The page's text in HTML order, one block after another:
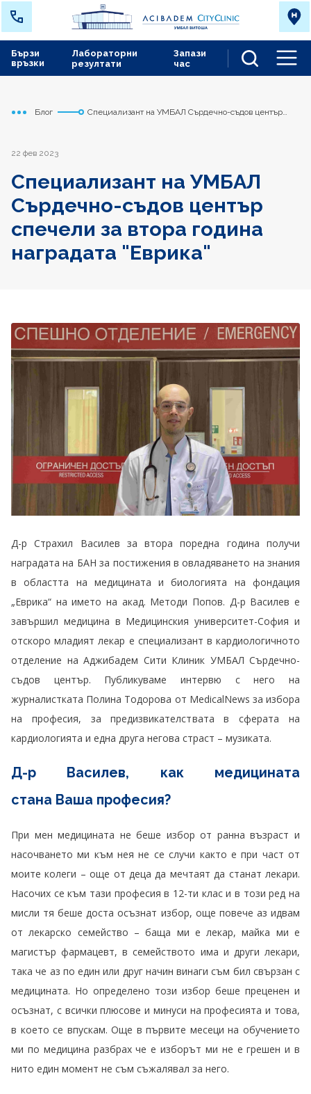
Лабораторни
резултати
Запази
час
Бързи
връзки
Начало
Сърдечно съдов център
Блог
Специализант на УМБАЛ Сърдечно-съдов център
22 фев 2023
Специализант на УМБАЛ
Сърдечно-съдов център
спечели за втора година
наградата "Еврика"
Д-р Страхил Василев за втора поредна година получи
наградата на БАН за постижения в овладяването на знания
в областта на медицината и биологията на фондация
„Еврика“ на името на акад. Методи Попов. Д-р Василев е
завършил медицина в Медицинския университет-София и
отскоро младият лекар е специализант в кардиологичното
отделение на Аджибадем Сити Клиник УМБАЛ Сърдечно-
съдов център. Публикуваме интервю с него на
журналистката Полина Тодорова от MedicalNews за избора
на професия, за предизвикателствата в сферата на
кардиологията и една друга негова страст – музиката.
Д-р Василев, как медицината
стана Ваша професия?
При мен медицината не беше избор от ранна възраст и
насочването ми към нея не се случи както е при част от
моите колеги – още от деца да мечтаят да станат лекари.
Насочих се към тази професия в 12-ти клас и в този ред на
мисли тя беше доста осъзнат избор, още повече аз идвам
от лекарско семейство – баща ми е лекар, майка ми е
магистър фармацевт, в семейството има и други лекари,
така че аз по един или друг начин винаги съм бил свързан с
медицината. Но определено този избор беше преценен и
осъзнат, с всички плюсове и минуси на професията и това,
в което се впускам. Още в първите месеци на обучението
ми по медицина разбрах че е изборът ми не е грешен и в
нито един момент не съм съжалявал за него.